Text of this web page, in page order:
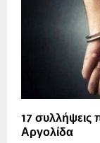
17 συλλήψεις
Αργολίδα